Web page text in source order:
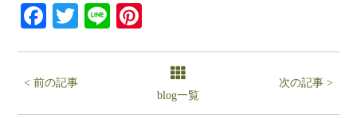
Facebook
Twitter
Line
< 前の記事
blog一覧
次の記事 >